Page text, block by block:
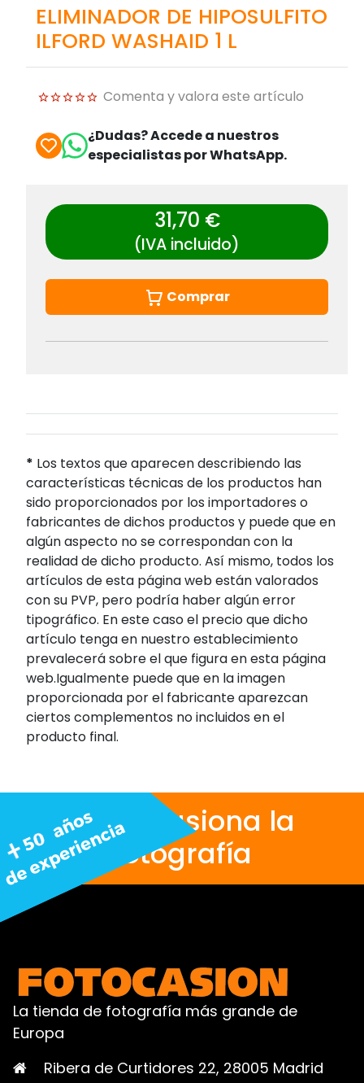
ELIMINADOR DE HIPOSULFITO
ILFORD WASHAID 1 L
Comenta y valora este artículo
¿Dudas? Accede a nuestros
especialistas por WhatsApp.
31,70 €
(IVA incluido)
Comprar
* Los textos que aparecen describiendo las
características técnicas de los productos han
sido proporcionados por los importadores o
fabricantes de dichos productos y puede que en
algún aspecto no se correspondan con la
realidad de dicho producto. Así mismo, todos los
artículos de esta página web están valorados
con su PVP, pero podría haber algún error
tipográfico. En este caso el precio que dicho
artículo tenga en nuestro establecimiento
prevalecerá sobre el que figura en esta página
web.Igualmente puede que en la imagen
proporcionada por el fabricante aparezcan
ciertos complementos no incluidos en el
producto final.
Nos apasiona la
fotografía
La tienda de fotografía más grande de
Europa
Ribera de Curtidores 22, 28005 Madrid